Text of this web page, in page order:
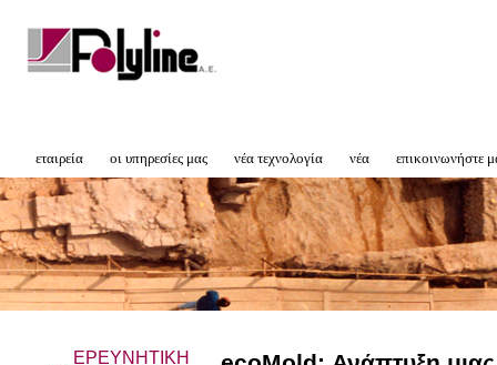
εταιρεία οι υπηρεσίες μας νέα τεχνολογία νέα επικοινωνήστε
ΕΡΕΥΝΗΤΙΚΗ